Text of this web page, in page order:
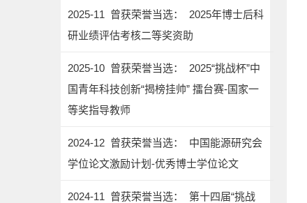
2025-11 曾获荣誉当选： 2025年博士后科
研业绩评估考核二等奖资助
2025-10 曾获荣誉当选： 2025“挑战杯”中
国青年科技创新“揭榜挂帅” 擂台赛-国家一
等奖指导教师
2024-12 曾获荣誉当选： 中国能源研究会
学位论文激励计划-优秀博士学位论文
2024-11 曾获荣誉当选： 第十四届“挑战